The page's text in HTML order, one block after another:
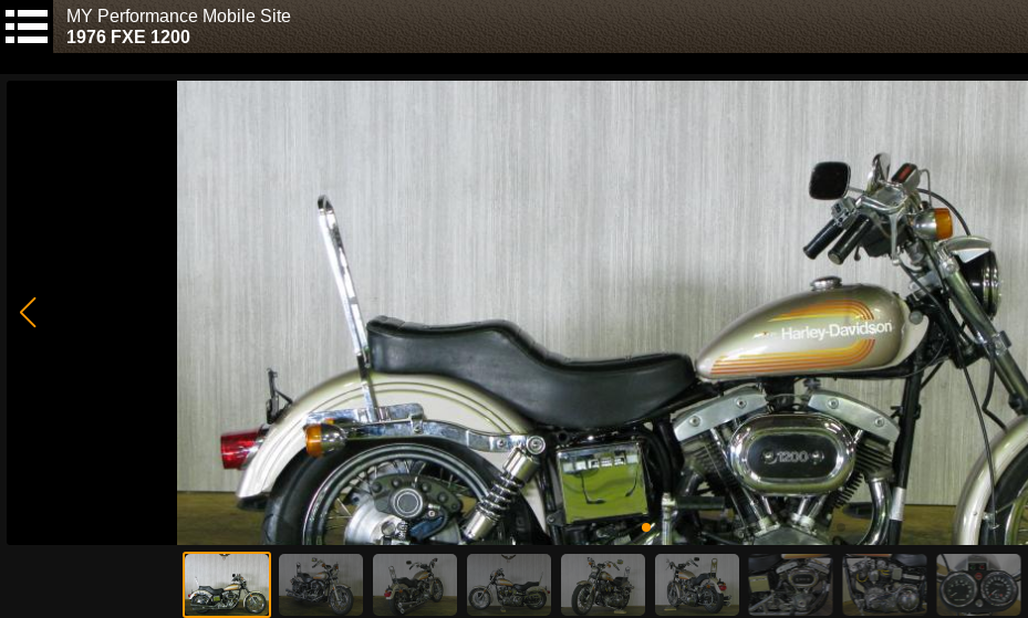
MY Performance Mobile Site
1976 FXE 1200